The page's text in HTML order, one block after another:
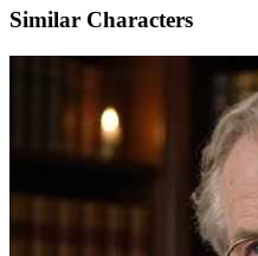
Similar Characters